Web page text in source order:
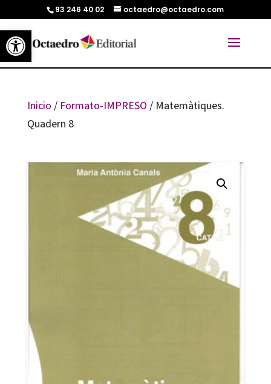
Abrir barra de herramientas
93 246 40 02 octaedro@octaedro.com
Inicio / Formato-IMPRESO / Matemàtiques.
Quadern 8